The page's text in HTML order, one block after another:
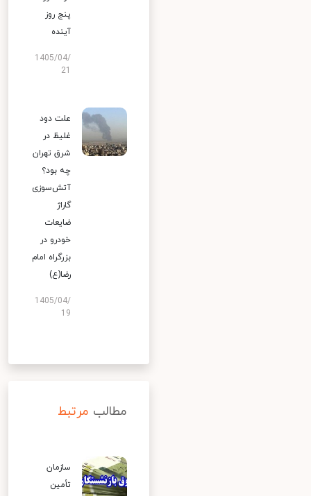
پنج روز
آینده
1405/04/
علت دود
غلیظ در
شرق تهران
چه بود؟
آتش‌سوزی
گاراژ
ضایعات
خودرو در
بزرگراه امام
رضا(ع)
1405/04/
19
مطالب مرتبط
سازمان
تأمین